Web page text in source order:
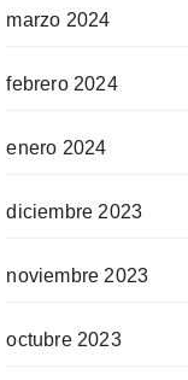
marzo 2024
febrero 2024
enero 2024
diciembre 2023
noviembre 2023
octubre 2023